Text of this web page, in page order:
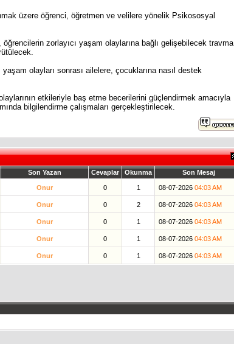
üzere öğrenci, öğretmen ve velilere yönelik Psikososyal
zorlayıcı yaşam olaylarına bağlı gelişebilecek travma
olayları sonrası ailelere, çocuklarına nasıl destek
etkileriyle baş etme becerilerini güçlendirmek amacıyla
bilgilendirme çalışmaları gerçekleştirilecek.
Son Yazan Cevaplar Okunma Son Mesaj
Onur 0 1 08-07-2026 04:03 AM
Onur 0 2 08-07-2026 04:03 AM
Onur 0 1 08-07-2026 04:03 AM
Onur 0 1 08-07-2026 04:03 AM
Onur 0 1 08-07-2026 04:03 AM